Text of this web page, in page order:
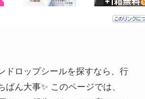
ドロップシールを探すなら、行
ばん大事✨ このページでは、